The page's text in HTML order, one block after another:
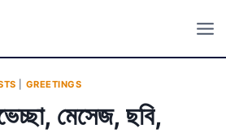
GREETINGS
মেসেজ, ছবি,